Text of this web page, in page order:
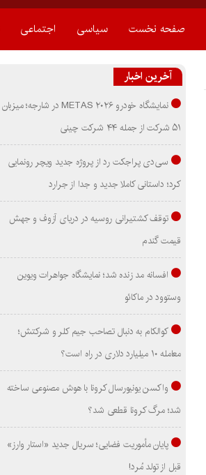
صفحه نخست سیاسی اجتماعی
آخرین اخبار
نمایشگاه خودرو METAS ۲۰۲۶ در شارجه؛ میزبان
۵۱ شرکت از جمله ۴۴ شرکت چینی
سی‌دی پراجکت رد از پروژه جدید ویچر رونمایی
کرد؛ داستانی کاملا جدید و جدا از جرارد
توقف کشتیرانی روسیه در دریای آزوف و جهش
قیمت گندم
افسانه مد زنده شد؛ نمایشگاه جواهرات ویوین
وستوود در ماکائو
کوالکام به دنبال تصاحب جیم کلر و شرکتش؛
معامله ۱۰ میلیارد دلاری در راه است؟
واکسن یونیورسال کرونا با هوش مصنوعی ساخته
شد؛ مرگ کرونا قطعی شد؟
پایان مأموریت فضایی؛ سریال جدید «استار وارز»
قبل از تولد مُرد!